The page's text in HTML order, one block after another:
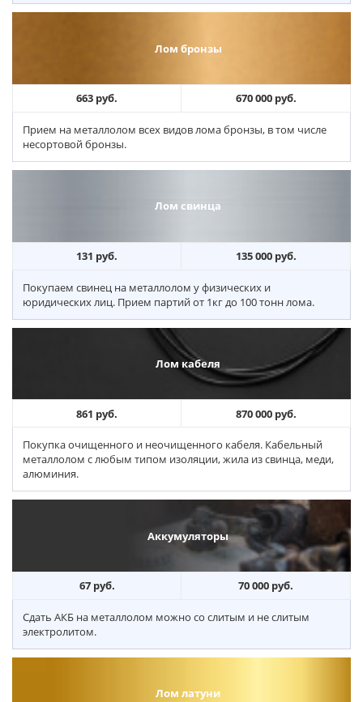
Лом бронзы
663 руб. 670 000 руб.
Прием на металлолом всех видов лома бронзы, в том числе
несортовой бронзы.
Лом свинца
131 руб. 135 000 руб.
Покупаем свинец на металлолом у физических и
юридических лиц. Прием партий от 1кг до 100 тонн лома.
Лом кабеля
861 руб. 870 000 руб.
Покупка очищенного и неочищенного кабеля. Кабельный
металлолом с любым типом изоляции, жила из свинца, меди,
алюминия.
Аккумуляторы
67 руб. 70 000 руб.
Сдать АКБ на металлолом можно со слитым и не слитым
электролитом.
Лом латуни